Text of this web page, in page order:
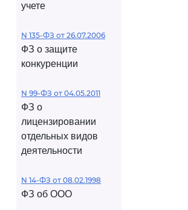
учете
N 135-ФЗ от 26.07.2006
ФЗ о защите
конкуренции
N 99-ФЗ от 04.05.2011
ФЗ о
лицензировании
отдельных видов
деятельности
N 14-ФЗ от 08.02.1998
ФЗ об ООО